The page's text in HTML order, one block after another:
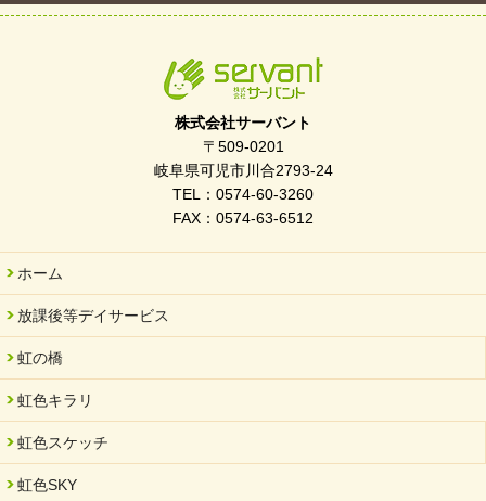
令和7年度 岐阜県スポーツ賞「FC Bombonera」
岐阜県「働いてもらい方改革」優良事例集に掲載されました
2025/06/10
未来会議 in 可児市 「斉藤まさゆき」
2025/05/07
2025年6月中旬 OPEN 放課後等デイサービス「Fc Bombo
2025/03/01
餅つき大会を開催しました
株式会社サーバント
〒509-0201
岐阜県可児市川合2793-24
TEL：0574-60-3260
FAX：0574-63-6512
ホーム
放課後等デイサービス
虹の橋
虹色キラリ
虹色スケッチ
虹色SKY